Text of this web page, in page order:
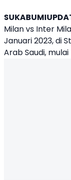
Milan vs Inter
Januari 2023, di
Arab Saudi, mulai